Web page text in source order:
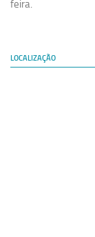
feira.
LOCALIZAÇÃO